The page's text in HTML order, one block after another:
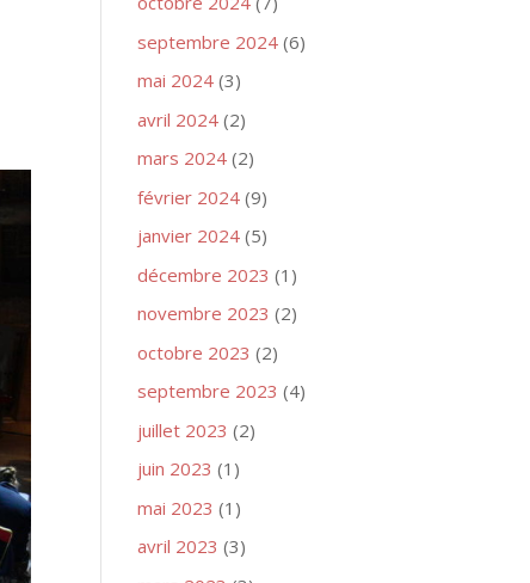
septembre 2024 (6)
mai 2024 (3)
avril 2024 (2)
mars 2024 (2)
février 2024 (9)
janvier 2024 (5)
décembre 2023 (1)
novembre 2023 (2)
octobre 2023 (2)
septembre 2023 (4)
juillet 2023 (2)
juin 2023 (1)
mai 2023 (1)
avril 2023 (3)